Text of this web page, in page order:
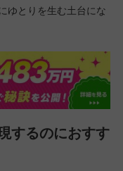
ゆとりを生む土台にな
するのにおすす